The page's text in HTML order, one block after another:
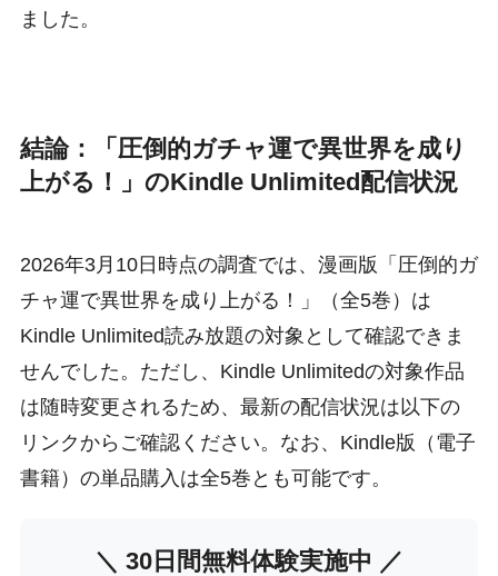
ました。
結論：「圧倒的ガチャ運で異世界を成り
上がる！」のKindle Unlimited配信状況
2026年3月10日時点の調査では、漫画版「圧倒的ガ
チャ運で異世界を成り上がる！」（全5巻）は
Kindle Unlimited読み放題の対象として確認できま
せんでした。ただし、Kindle Unlimitedの対象作品
は随時変更されるため、最新の配信状況は以下の
リンクからご確認ください。なお、Kindle版（電子
書籍）の単品購入は全5巻とも可能です。
＼ 30日間無料体験実施中 ／